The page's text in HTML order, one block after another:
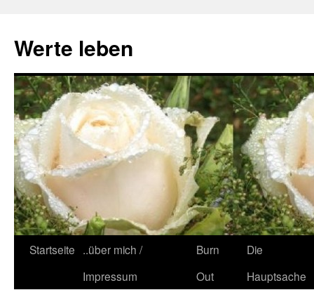
springen
Werte leben
Startseite ..über mich /
Impressum
Burn
Out
Die
Hauptsache